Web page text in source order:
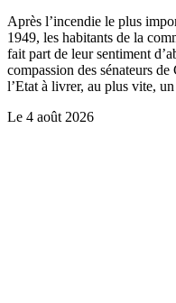
Après l’incendie le plus
1949, les habitants de la
fait part de leur sentiment
compassion des sénateurs
l’Etat à livrer, au plus vite,
Le 4 août 2026